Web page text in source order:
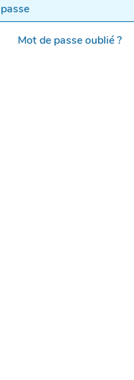
Mot de passe oublié ?